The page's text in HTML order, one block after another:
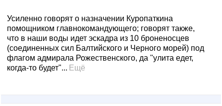
Усиленно говорят о назначении Куропаткина
помощником главнокомандующего; говорят также,
что в наши воды идет эскадра из 10 броненосцев
(соединенных сил Балтийского и Черного морей) под
флагом адмирала Рожественского, да "улита едет,
когда-то будет"... Ещё